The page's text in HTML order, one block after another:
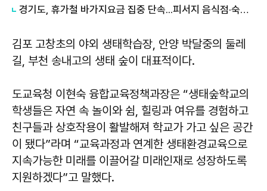
경기도, 휴가철 바가지요금 집중 단속...피서지 음식점·숙박업소 현장점검
김포 고창초의 야외 생태학습장, 안양 박달중의 둘레
길, 부천 송내고의 생태 숲이 대표적이다.
도교육청 이현숙 융합교육정책과장은 “생태숲학교의
학생들은 자연 속 놀이와 쉼, 힐링과 여유를 경험하고
친구들과 상호작용이 활발해져 학교가 가고 싶은 공간
이 됐다”라며 “교육과정과 연계한 생태환경교육으로
지속가능한 미래를 이끌어갈 미래인재로 성장하도록
지원하겠다”고 말했다.